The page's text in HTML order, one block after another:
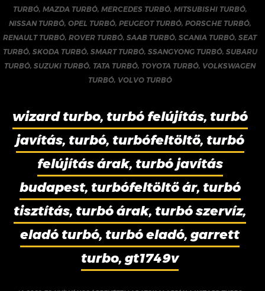
TURBÓ, MAZDA TURBÓ, MERCEDES TURBÓ, MITSUBISHI TURBÓ,
NISSAN TURBÓ, OPEL TURBÓ, PEUGEOT TURBÓ, PORSCHE TURBÓ,
RENAULT TURBÓ,ROVER TURBÓ,SAAB TURBÓ,SCANIA TURBÓ,SEAT
TURBÓ, SKODA TURBÓ, SMART TURBÓ, SSANGYONG TURBÓ, SUBARU
TURBÓ,SUZUKI TURBÓ, TATA TURBÓ, TOYOTA TURBÓ, VOLKSWAGEN
TURBÓ, VOLVO TURBÓ
wizard turbo, turbó felújítás, turbó
javítás, turbó, turbófeltöltő, turbó
felújítás árak, turbó javítás
budapest, turbófeltöltő ár, turbó
tisztítás, turbó árak, turbó szervíz,
eladó turbó, turbó eladó, garrett
turbo, gt1749v